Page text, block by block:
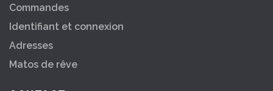
Commandes
Identifiant et connexion
Adresses
Matos de rêve